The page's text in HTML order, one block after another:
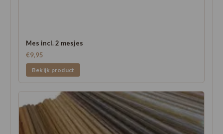
Mes incl. 2 mesjes
€9,95
Bekijk product